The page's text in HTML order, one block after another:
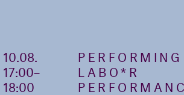
10.08.
17:00–
18:00
PERFORMING
LABO*R